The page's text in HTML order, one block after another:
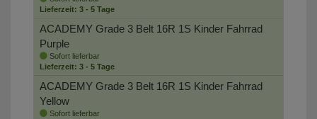
Lieferzeit: 3 - 5 Tage
ACADEMY Grade 3 Belt 16R 1S Kinder Fahrrad
Purple
Sofort lieferbar
Lieferzeit: 3 - 5 Tage
ACADEMY Grade 3 Belt 16R 1S Kinder Fahrrad
Yellow
Sofort lieferbar